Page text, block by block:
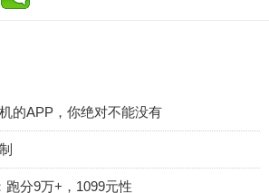
的APP，你绝对不能没有
跑分9万+，1099元性